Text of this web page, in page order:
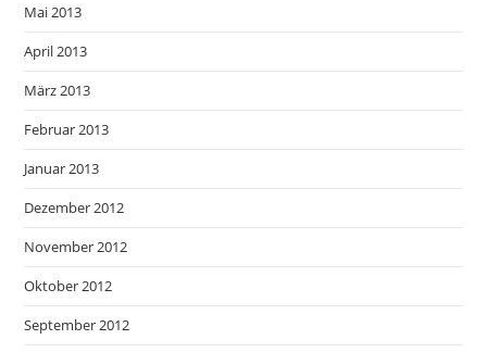
Mai 2013
April 2013
März 2013
Februar 2013
Januar 2013
Dezember 2012
November 2012
Oktober 2012
September 2012